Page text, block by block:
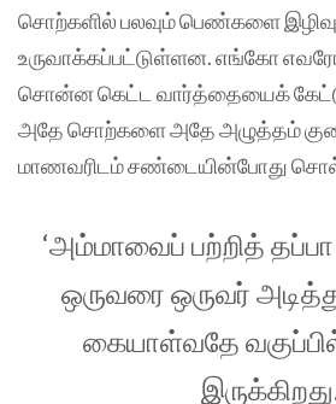
சொற்களில் பலவும் பெண்களை
உருவாக்கப்பட்டுள்ளன. எங்கோ
சொன்ன கெட்ட வார்த்தையைக்
அதே சொற்களை அதே அழுத்தம்
மாணவரிடம் சண்டையின்போது
‘அம்மாவைப் பற்றித் தப்பா
ஒருவரை ஒருவர்
கையாள்வதே